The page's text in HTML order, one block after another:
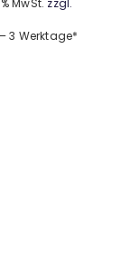
MwSt. zzgl.
3 Werktage*